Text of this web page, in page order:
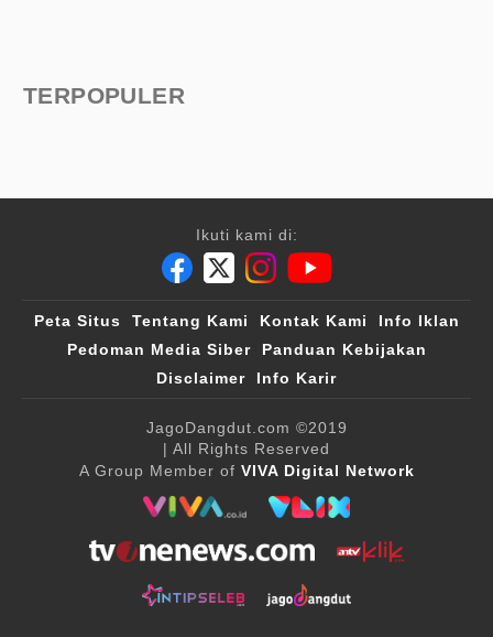
TERPOPULER
Ikuti kami di:
Peta Situs Tentang Kami Kontak Kami
Info Iklan
Pedoman Media Siber
Panduan Kebijakan
Disclaimer
Info Karir
JagoDangdut.com ©2019
| All Rights Reserved
A Group Member of VIVA Digital Network